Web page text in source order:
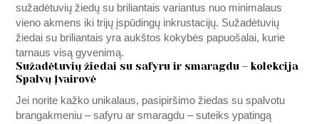
sužadėtuvių žiedų su briliantais variantus nuo minimalaus
vieno akmens iki trijų įspūdingų inkrustacijų. Sužadėtuvių
žiedai su briliantais yra aukštos kokybės papuošalai, kurie
tarnaus visą gyvenimą.
Sužadėtuvių žiedai su safyru ir smaragdu – kolekcija
Spalvų Įvairovė
Jei norite kažko unikalaus, pasipiršimo žiedas su spalvotu
brangakmeniu – safyru ar smaragdu – suteiks ypatingą